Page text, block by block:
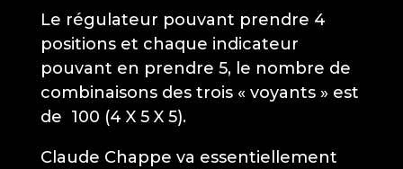
Le régulateur pouvant prendre 4
positions et chaque indicateur
pouvant en prendre 5, le nombre de
combinaisons des trois « voyants » est
de 100 (4 X 5 X 5).
Claude Chappe va essentiellement